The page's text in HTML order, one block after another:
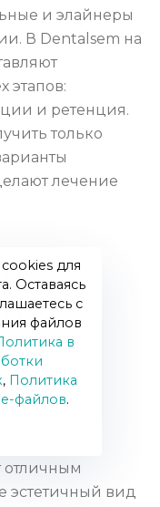
и элайнеры
В Dentalsem на
этапов:
и ретенция.
только
лечение
—
отличным
эстетичный вид
для
Оставаясь
с
файлов
в
, Политика
файлов.